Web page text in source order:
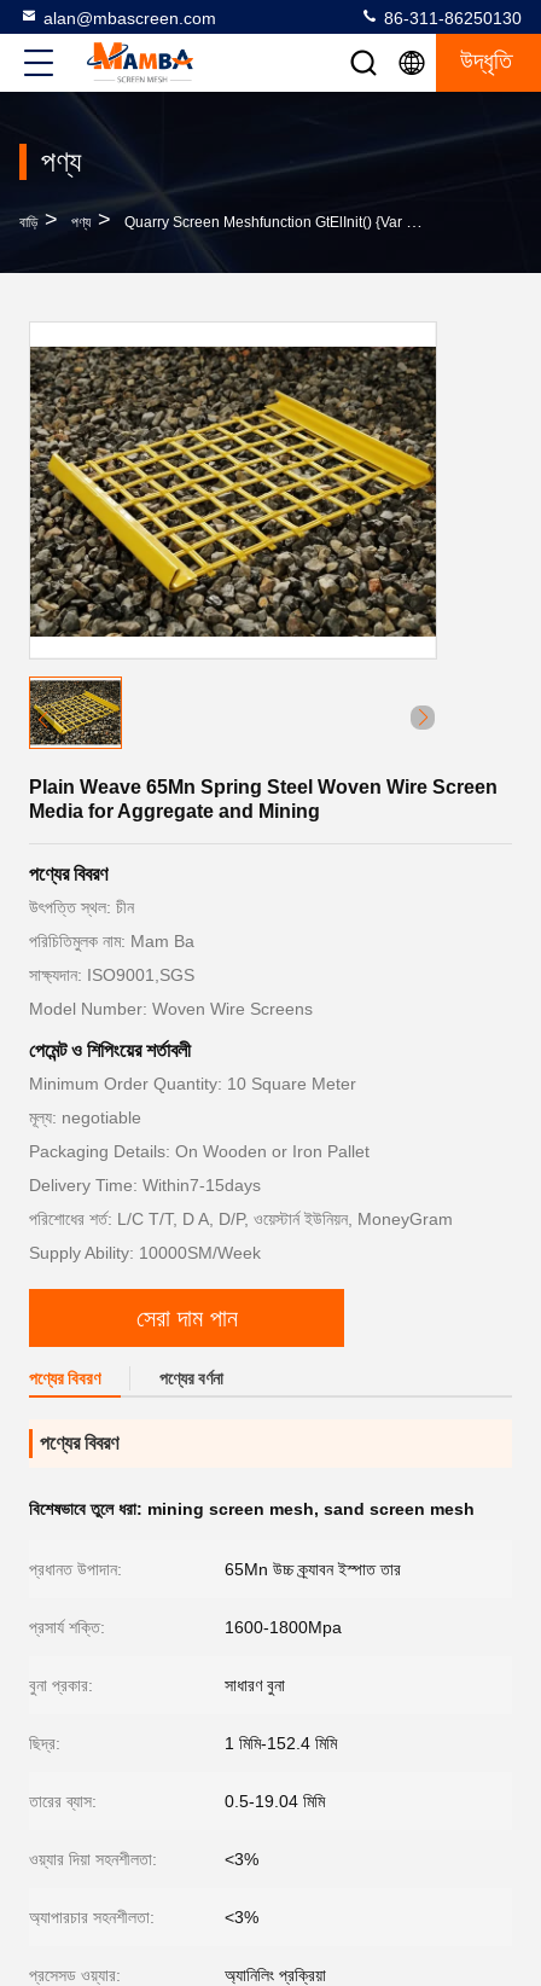
alan@mbascreen.com 86-311-86250130
উদ্ধৃতি
পণ্য
বাড়ি > পণ্য > Quarry Screen Meshfunction GtElInit() {var Lib = New Google.translate.TranslateService();lib.transla
Plain Weave 65Mn Spring Steel Woven Wire Screen
Media for Aggregate and Mining
পণ্যের বিবরণ
উৎপত্তি স্থল: চীন
পরিচিতিমুলক নাম: Mam Ba
সাক্ষ্যদান: ISO9001,SGS
Model Number: Woven Wire Screens
পেমেন্ট ও শিপিংয়ের শর্তাবলী
Minimum Order Quantity: 10 Square Meter
মূল্য: negotiable
Packaging Details: On Wooden or Iron Pallet
Delivery Time: Within7-15days
পরিশোধের শর্ত: L/C T/T, D A, D/P, ওয়েস্টার্ন ইউনিয়ন, MoneyGram
Supply Ability: 10000SM/Week
সেরা দাম পান
পণ্যের বিবরণ পণ্যের বর্ণনা
পণ্যের বিবরণ
বিশেষভাবে তুলে ধরা: mining screen mesh, sand screen mesh
প্রধানত উপাদান: 65Mn উচ্চ ক্র্যাবন ইস্পাত তার
প্রসার্য শক্তি: 1600-1800Mpa
বুনা প্রকার: সাধারণ বুনা
ছিদ্র: 1 মিমি-152.4 মিমি
তারের ব্যাস: 0.5-19.04 মিমি
ওয়্যার দিয়া সহনশীলতা: <3%
অ্যাপারচার সহনশীলতা: <3%
প্রসেসড ওয়্যার: অ্যানিলিং প্রক্রিয়া